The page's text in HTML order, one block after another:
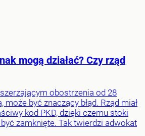
mogą działać? Czy rząd
obostrzenia od 28
może być znaczący błąd. Rząd miał
kod PKD, dzięki czemu stoki
być zamknięte. Tak twierdzi adwokat